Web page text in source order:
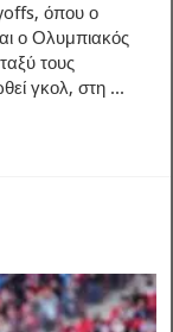
όπου ο
ο Ολυμπιακός
τους
γκολ, στη ...